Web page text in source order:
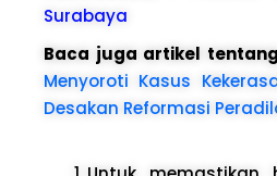
Surabaya
Baca juga artikel
Menyoroti Kasus
Desakan Reformasi